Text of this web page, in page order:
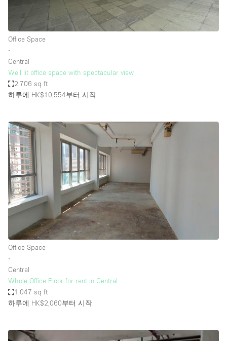
Office Space
∙
Central
Well lit office space with spectacular view
2,706 sq ft
하루에 HK$10,554부터 시작
Office Space
∙
Central
Whole Office Floor for rent in Central
1,047 sq ft
하루에 HK$2,060부터 시작